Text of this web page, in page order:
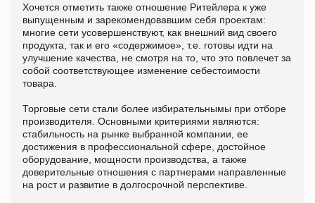
Хочется отметить также отношение Ритейлера к уже
выпущенным и зарекомендовавшим себя проектам:
многие сети усовершенствуют, как внешний вид своего
продукта, так и его «содержимое», т.е. готовы идти на
улучшение качества, не смотря на то, что это повлечет за
собой соответствующее изменение себестоимости
товара.
Торговые сети стали более избирательнымы при отборе
производителя. Основными критериями являются:
стабильность на рынке выбранной компании, ее
достижения в профессиональной сфере, достойное
оборудование, мощности производства, а также
доверительные отношения с партнерами направленные
на рост и развитие в долгосрочной перспективе.